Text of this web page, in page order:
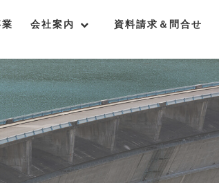
会社案内 資料請求＆問合せ